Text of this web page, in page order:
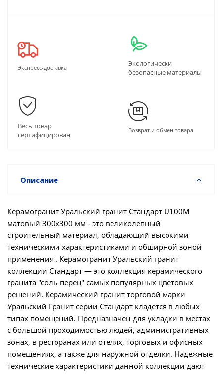
Экспресс-доставка
Экологически
безопасные материалы
Весь товар
сертифицирован
Возврат и обмен товара
Описание
Керамогранит Уральский гранит Стандарт U100M
матовый 300х300 мм - это великолепный
строительный материал, обладающий высокими
техническими характеристиками и обширной зоной
применения . Керамогранит Уральский гранит
коллекции Стандарт — это коллекция керамического
гранита "соль-перец" самых популярных цветовых
решений. Керамический гранит торговой марки
Уральский Гранит серии Стандарт кладется в любых
типах помещений. Предназначен для укладки в местах
с большой проходимостью людей, административных
зонах, в ресторанах или отелях, торговых и офисных
помещениях, а также для наружной отделки. Надежные
технические характеристики данной коллекции дают